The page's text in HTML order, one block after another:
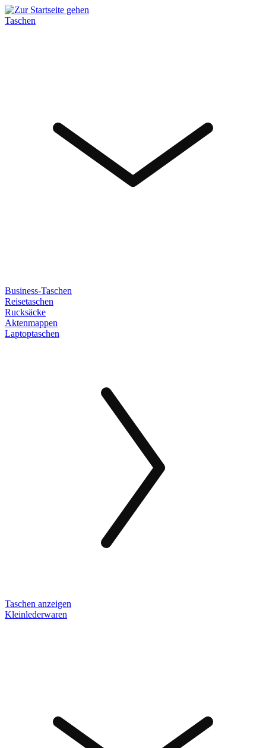
Taschen
Business-Taschen
Reisetaschen
Rucksäcke
Aktenmappen
Laptoptaschen
Taschen anzeigen
Kleinlederwaren